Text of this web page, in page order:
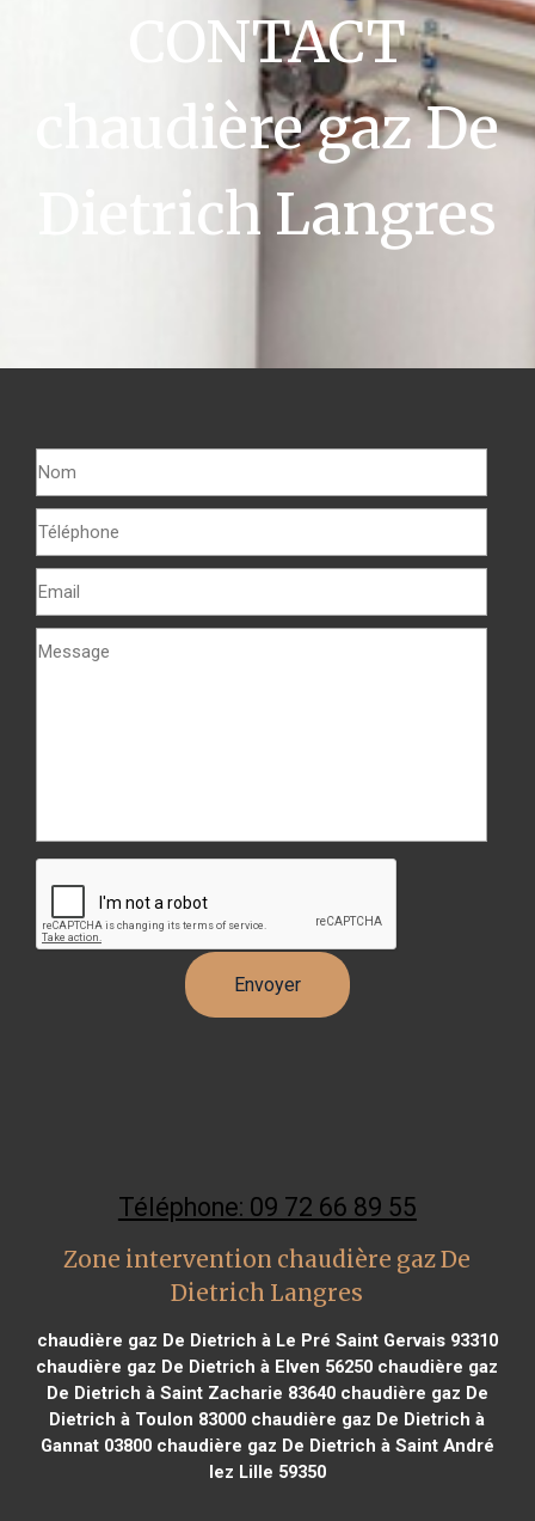
CONTACT
chaudière gaz De
Dietrich Langres
Téléphone: 09 72 66 89 55
Zone intervention chaudière gaz De
Dietrich Langres
chaudière gaz De Dietrich à Le Pré Saint Gervais 93310
chaudière gaz De Dietrich à Elven 56250 chaudière gaz
De Dietrich à Saint Zacharie 83640chaudière gaz De
Dietrich à Toulon 83000 chaudière gaz De Dietrich à
Gannat 03800chaudière gaz De Dietrich à Saint André
lez Lille 59350